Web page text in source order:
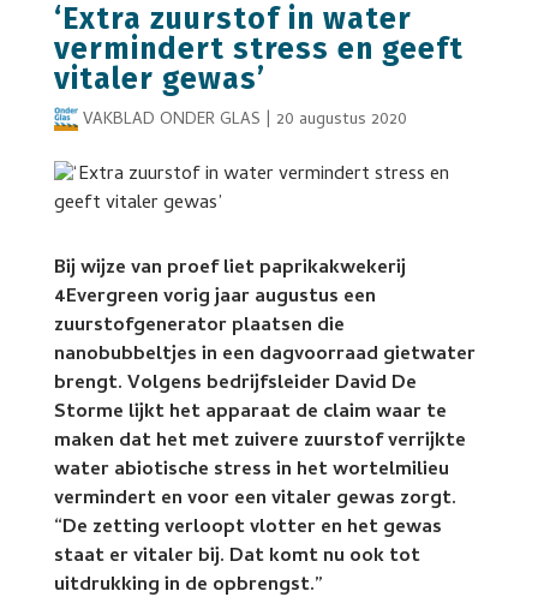
‘Extra zuurstof in water
vermindert stress en geeft
vitaler gewas’
VAKBLAD ONDER GLAS | 20 augustus 2020
Bij wijze van proef liet paprikakwekerij
4Evergreen vorig jaar augustus een
zuurstofgenerator plaatsen die
nanobubbeltjes in een dagvoorraad gietwater
brengt. Volgens bedrijfsleider David De
Storme lijkt het apparaat de claim waar te
maken dat het met zuivere zuurstof verrijkte
water abiotische stress in het wortelmilieu
vermindert en voor een vitaler gewas zorgt.
“De zetting verloopt vlotter en het gewas
staat er vitaler bij. Dat komt nu ook tot
uitdrukking in de opbrengst.”